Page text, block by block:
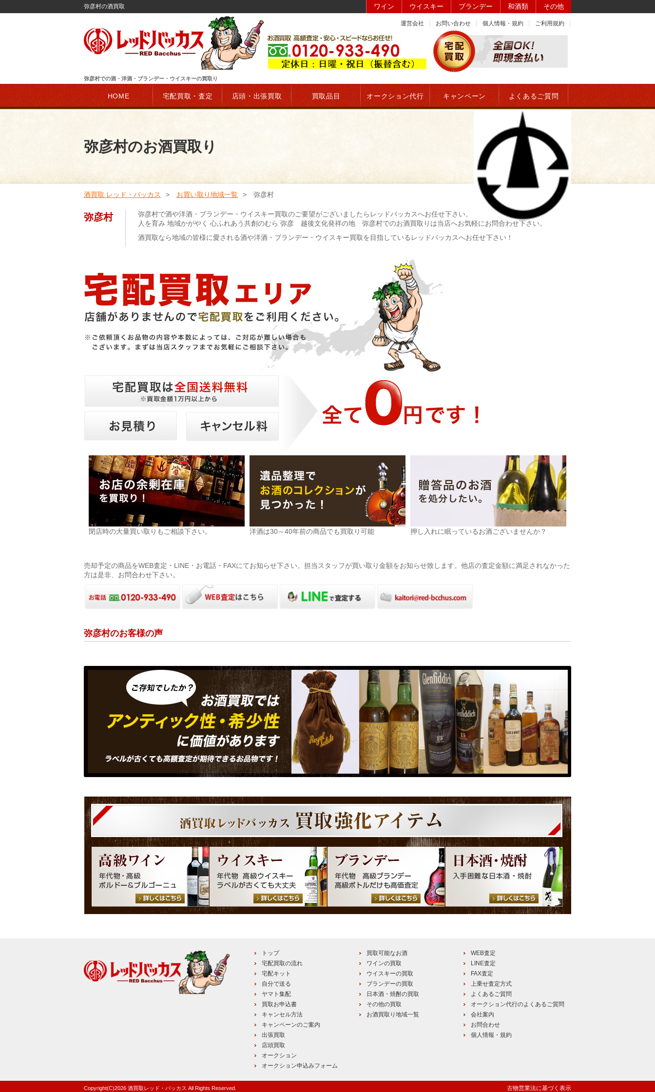
弥彦村の酒買取 ワイン ウイスキー ブランデー 和酒類 その他
運営会社 お問い合わせ 個人情報・規約 ご利用規約
弥彦村での酒・洋酒・ブランデー・ウイスキーの買取り
HOME 宅配買取・査定 店頭・出張買取 買取品目 オークション代行 キャンペーン よくあるご質問
弥彦村のお酒買取り
酒買取 レッド・バッカス お買い取り地域一覧 弥彦村
弥彦村
弥彦村で酒や洋酒・ブランデー・ウイスキー買取のご要望がございましたらレッドバッカスへお任せ下さい。
人を育み 地域かがやく 心ふれあう共創のむら 弥彦 越後文化発祥の地 弥彦村でのお酒買取りは当店へお気軽にお問合わせ下さい。
酒買取なら地域の皆様に愛される酒や洋酒・ブランデー・ウイスキー買取を目指しているレッドバッカスへお任せ下さい！
閉店時の大量買い取りもご相談下さい。 洋酒は30～40年前の商品でも買取り可能 押し入れに眠っているお酒ございませんか？
売却予定の商品をWEB査定・LINE・お電話・FAXにてお知らせ下さい。担当スタッフが買い取り金額をお知らせ致します。他店の査定金額に満足されなかった
方は是非、お問合わせ下さい。
弥彦村のお客様の声
トップ
宅配買取の流れ
宅配キット
自分で送る
ヤマト集配
買取お申込書
キャンセル方法
キャンペーンのご案内
出張買取
店頭買取
オークション
オークション申込みフォーム
買取可能なお酒
ワインの買取
ウイスキーの買取
ブランデーの買取
日本酒・焼酎の買取
その他の買取
お酒買取り地域一覧
WEB査定
LINE査定
FAX査定
上乗せ査定方式
よくあるご質問
オークション代行のよくあるご質問
会社案内
お問合わせ
個人情報・規約
Copyright(C)2026 酒買取レッド・バッカス All Rights Reserved. 古物営業法に基づく表示